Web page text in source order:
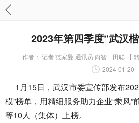
2023年第四季度“武汉
作者： 记者 范家曼 通讯员 向智 田聪 【 转
2024-01-20
1月15日，武汉市委宣传部发布
模”榜单，用精细服务助力企业“乘风”
等10人（集体）上榜。